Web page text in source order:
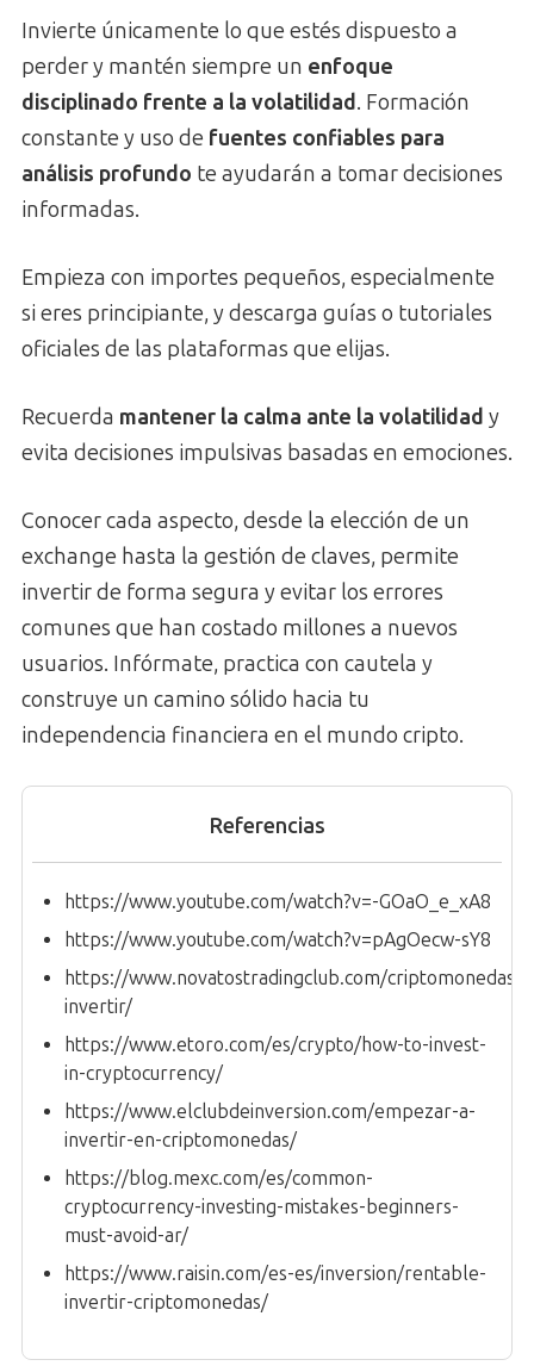
Invierte únicamente lo que estés dispuesto a
perder y mantén siempre un enfoque
disciplinado frente a la volatilidad. Formación
constante y uso de fuentes confiables para
análisis profundo te ayudarán a tomar decisiones
informadas.
Empieza con importes pequeños, especialmente
si eres principiante, y descarga guías o tutoriales
oficiales de las plataformas que elijas.
Recuerda mantener la calma ante la volatilidad y
evita decisiones impulsivas basadas en emociones.
Conocer cada aspecto, desde la elección de un
exchange hasta la gestión de claves, permite
invertir de forma segura y evitar los errores
comunes que han costado millones a nuevos
usuarios. Infórmate, practica con cautela y
construye un camino sólido hacia tu
independencia financiera en el mundo cripto.
Referencias
https://www.youtube.com/watch?v=-GOaO_e_xA8
https://www.youtube.com/watch?v=pAgOecw-sY8
https://www.novatostradingclub.com/criptomonedas/
invertir/
https://www.etoro.com/es/crypto/how-to-invest-
in-cryptocurrency/
https://www.elclubdeinversion.com/empezar-a-
invertir-en-criptomonedas/
https://blog.mexc.com/es/common-
cryptocurrency-investing-mistakes-beginners-
must-avoid-ar/
https://www.raisin.com/es-es/inversion/rentable-
invertir-criptomonedas/